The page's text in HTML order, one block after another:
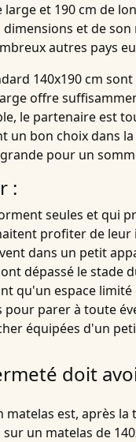
large et 190 cm de
et de
autres pays
140x190 cm
offre
le partenaire est
un bon choix dans
pour un
:
seules et qui
profiter de
dans un petit
dépassé le stade
qu'un espace
pour parer à toute
équipées d'un
doit
matelas est, après la
un matelas de